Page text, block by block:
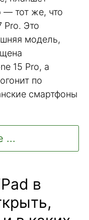
— тот же, что
Pro. Это
модель,
15 Pro, а
по
смартфоны
...
в